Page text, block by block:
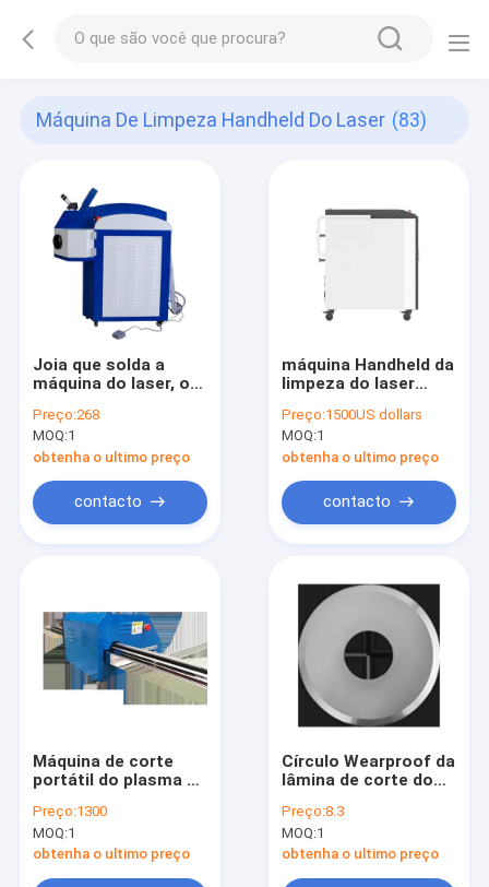
Máquina De Limpeza Handheld Do Laser (83)
Joia que solda a
máquina do laser, os
o Siver & a máquina
de soldadura do laser
do ouro para a joia
Preço:268
MOQ:1
obtenha o ultimo preço
contacto
máquina Handheld da
limpeza do laser
Preço:1500US dollars
MOQ:1
obtenha o ultimo preço
contacto
Máquina de corte
portátil do plasma do
AC380V para o metal
Preço:1300
MOQ:1
obtenha o ultimo preço
Círculo Wearproof da
lâmina de corte do
de tungstênio de
28mm
Preço:8.3
MOQ:1
obtenha o ultimo preço